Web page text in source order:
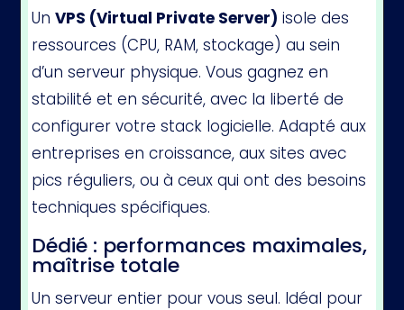
UnVPS (Virtual Private Server) isole des
ressources (CPU, RAM, stockage) au sein
d’un serveur physique. Vous gagnez en
stabilité et en sécurité, avec la liberté de
configurer votre stack logicielle. Adapté aux
entreprises en croissance, aux sites avec
pics réguliers, ou à ceux qui ont des besoins
techniques spécifiques.
Dédié : performances maximales,
maîtrise totale
Un serveur entier pour vous seul. Idéal pour